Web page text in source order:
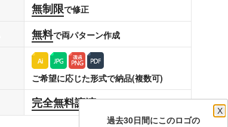
無制限で修正
無料で両パターン作成
ご希望に応じた形式で納品(複数可)
完全無料譲渡します
過去30日間にこのロゴの
X